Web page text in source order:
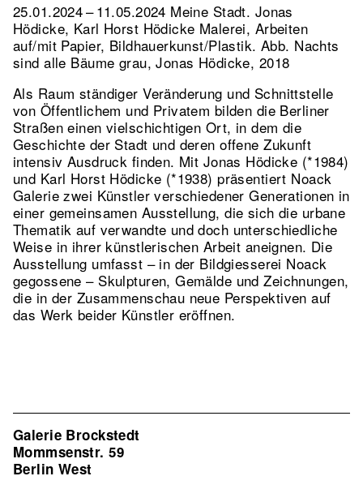
25.01.2024 – 11.05.2024 Meine Stadt. Jonas
Hödicke, Karl Horst Hödicke Malerei, Arbeiten
auf/mit Papier, Bildhauerkunst/Plastik. Abb. Nachts
sind alle Bäume grau, Jonas Hödicke, 2018
Als Raum ständiger Veränderung und Schnittstelle
von Öffentlichem und Privatem bilden die Berliner
Straßen einen vielschichtigen Ort, in dem die
Geschichte der Stadt und deren offene Zukunft
intensiv Ausdruck finden. Mit Jonas Hödicke (*1984)
und Karl Horst Hödicke (*1938) präsentiert Noack
Galerie zwei Künstler verschiedener Generationen in
einer gemeinsamen Ausstellung, die sich die urbane
Thematik auf verwandte und doch unterschiedliche
Weise in ihrer künstlerischen Arbeit aneignen. Die
Ausstellung umfasst – in der Bildgiesserei Noack
gegossene – Skulpturen, Gemälde und Zeichnungen,
die in der Zusammenschau neue Perspektiven auf
das Werk beider Künstler eröffnen.
Galerie Brockstedt
Mommsenstr. 59
Berlin West